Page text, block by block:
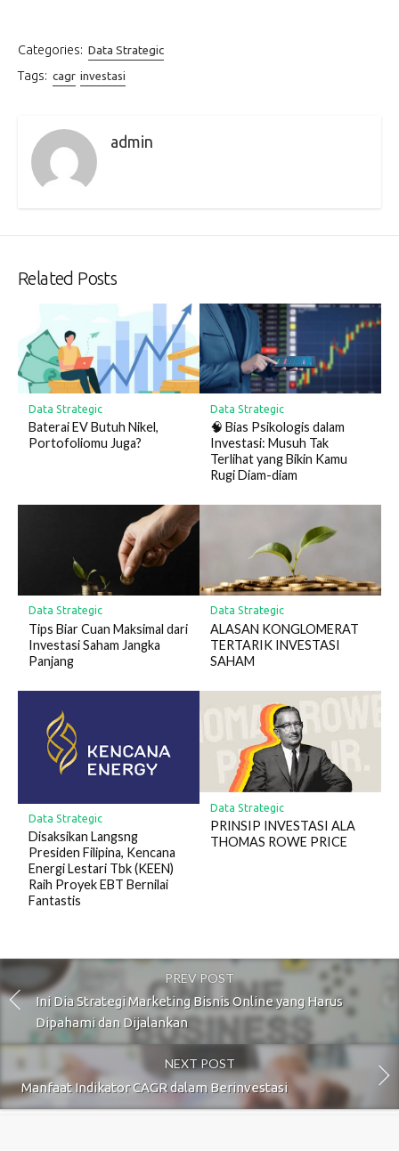
Categories: Data Strategic
Tags: cagr investasi
admin
Related Posts
Data Strategic
Baterai EV Butuh Nikel,
Portofoliomu Juga?
Data Strategic
🧠 Bias Psikologis dalam
Investasi: Musuh Tak
Terlihat yang Bikin Kamu
Rugi Diam-diam
Data Strategic
Tips Biar Cuan Maksimal dari
Investasi Saham Jangka
Panjang
Data Strategic
ALASAN KONGLOMERAT
TERTARIK INVESTASI
SAHAM
Data Strategic
Disaksikan Langsng
Presiden Filipina, Kencana
Energi Lestari Tbk (KEEN)
Raih Proyek EBT Bernilai
Fantastis
Data Strategic
PRINSIP INVESTASI ALA
THOMAS ROWE PRICE
PREV POST
Ini Dia Strategi Marketing Bisnis Online yang Harus
Dipahami dan Dijalankan
NEXT POST
Manfaat Indikator CAGR dalam Berinvestasi